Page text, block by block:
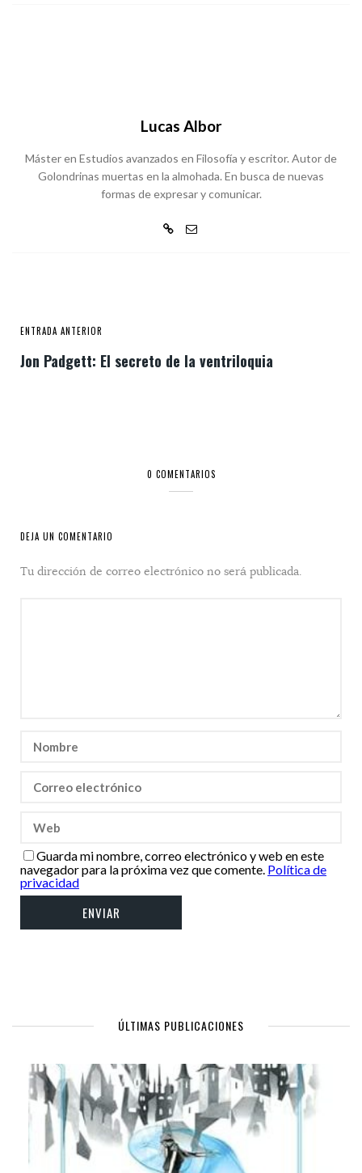
Lucas Albor
Máster en Estudios avanzados en Filosofía y escritor. Autor de
Golondrinas muertas en la almohada. En busca de nuevas
formas de expresar y comunicar.
ENTRADA ANTERIOR
Jon Padgett: El secreto de la ventriloquia
0 COMENTARIOS
DEJA UN COMENTARIO
Tu dirección de correo electrónico no será publicada.
Guarda mi nombre, correo electrónico y web en este
navegador para la próxima vez que comente. Política de
privacidad
ÚLTIMAS PUBLICACIONES